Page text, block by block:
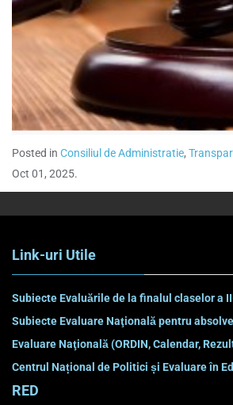
Posted in Consiliul de Administratie,
Oct 01, 2025.
Link-uri Utile
Subiecte Evaluările de la finalul claselor a
Subiecte Evaluare Naţională pentru
Evaluare Naţională (ORDIN, Calendar,
Centrul Național de Politici și Evaluare în
RED